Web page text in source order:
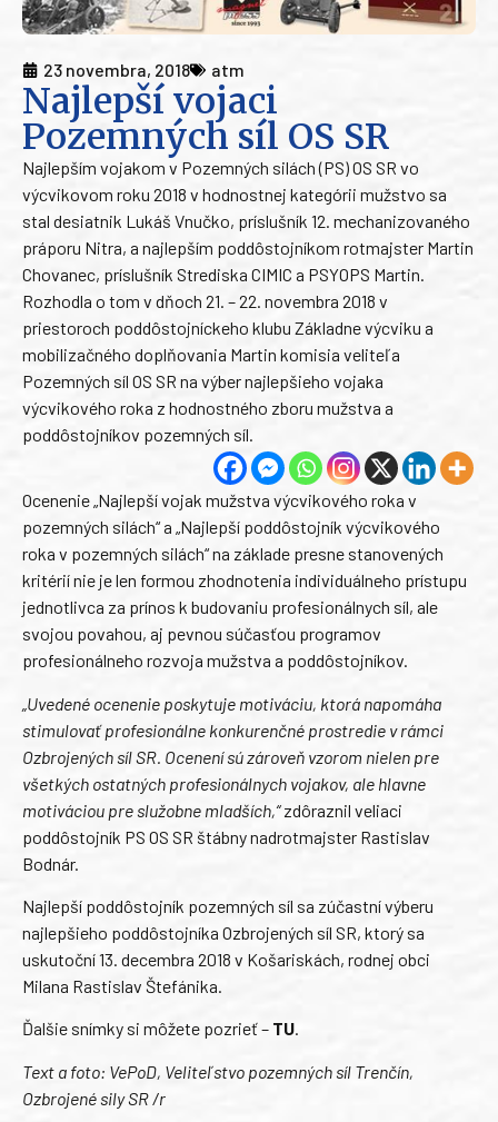
23 novembra, 2018 atm
Najlepší vojaci
Pozemných síl OS SR
Najlepším vojakom v Pozemných silách (PS) OS SR vo
výcvikovom roku 2018 v hodnostnej kategórii mužstvo sa
stal desiatnik Lukáš Vnučko, príslušník 12. mechanizovaného
práporu Nitra, a najlepším poddôstojníkom rotmajster Martin
Chovanec, príslušník Strediska CIMIC a PSYOPS Martin.
Rozhodla o tom v dňoch 21. – 22. novembra 2018 v
priestoroch poddôstojníckeho klubu Základne výcviku a
mobilizačného doplňovania Martin komisia veliteľa
Pozemných síl OS SR na výber najlepšieho vojaka
výcvikového roka z hodnostného zboru mužstva a
poddôstojníkov pozemných síl.
Ocenenie „Najlepší vojak mužstva výcvikového roka v
pozemných silách“ a „Najlepší poddôstojník výcvikového
roka v pozemných silách“ na základe presne stanovených
kritérií nie je len formou zhodnotenia individuálneho prístupu
jednotlivca za prínos k budovaniu profesionálnych síl, ale
svojou povahou, aj pevnou súčasťou programov
profesionálneho rozvoja mužstva a poddôstojníkov.
„Uvedené ocenenie poskytuje motiváciu, ktorá napomáha
stimulovať profesionálne konkurenčné prostredie v rámci
Ozbrojených síl SR. Ocenení sú zároveň vzorom nielen pre
všetkých ostatných profesionálnych vojakov, ale hlavne
motiváciou pre služobne mladších,“zdôraznil veliaci
poddôstojník PS OS SR štábny nadrotmajster Rastislav
Bodnár.
Najlepší poddôstojník pozemných síl sa zúčastní výberu
najlepšieho poddôstojníka Ozbrojených síl SR, ktorý sa
uskutoční 13. decembra 2018 v Košariskách, rodnej obci
Milana Rastislav Štefánika.
Ďalšie snímky si môžete pozrieť – TU.
Text a foto: VePoD, Veliteľstvo pozemných síl Trenčín,
Ozbrojené sily SR /r